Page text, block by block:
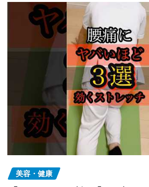
美容・健康